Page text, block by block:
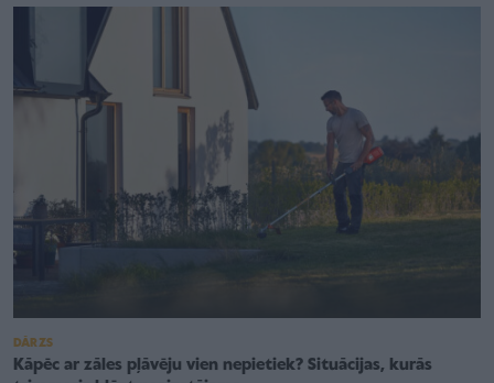
DĀRZS
Kāpēc ar zāles pļāvēju vien nepietiek? Situācijas, kurās